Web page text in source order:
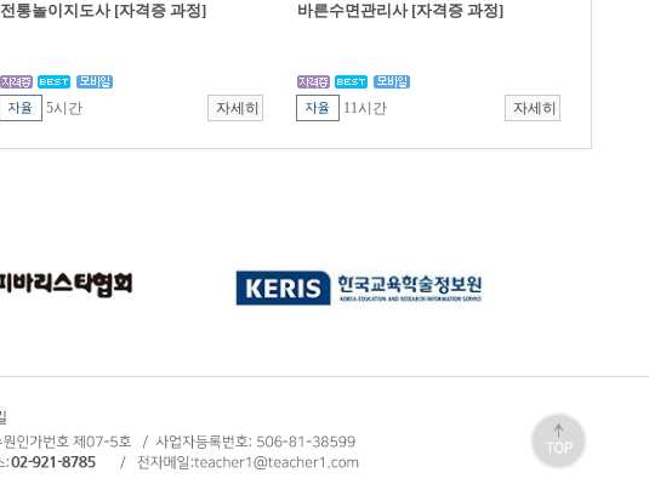
전통놀이지도사 [자격증 과정]
5시간
바른수면관리사 [자격증 과정]
11시간